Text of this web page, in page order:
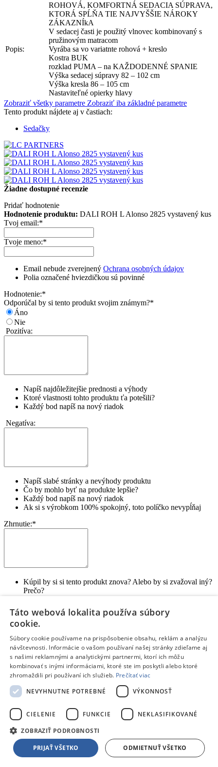
Popis:
ROHOVÁ, KOMFORTNÁ SEDACIA SÚPRAVA,
KTORÁ SPĹŇA TIE NAJVYŠŠIE NÁROKY
ZÁKAZNÍkA
V sedacej časti je použitý vlnovec kombinovaný s
pružinovým matracom
Vyrába sa vo variatnte rohová + kreslo
Kostra BUK
rozklad PUMA – na KAŽDODENNÉ SPANIE
Výška sedacej súpravy 82 – 102 cm
Výška kresla 86 – 105 cm
Nastaviteľné opierky hlavy
Zobraziť všetky parametre Zobraziť iba základné parametre
Tento produkt nájdete aj v častiach:
Sedačky
Žiadne dostupné recenzie
Pridať hodnotenie
Hodnotenie produktu: DALI ROH L Alonso 2825 vystavený kus
Tvoj email:*
Tvoje meno:*
Email nebude zverejnený Ochrana osobných údajov
Polia označené hviezdičkou sú povinné
Hodnotenie:*
Odporúčal by si tento produkt svojim známym?*
Áno
Nie
Pozitíva:
Napíš najdôležitejšie prednosti a výhody
Ktoré vlastnosti tohto produktu ťa potešili?
Každý bod napíš na nový riadok
Negatíva:
Napíš slabé stránky a nevýhody produktu
Čo by mohlo byť na produkte lepšie?
Každý bod napíš na nový riadok
Ak si s výrobkom 100% spokojný, toto políčko nevypĺňaj
Zhrnutie:*
Kúpil by si si tento produkt znova? Alebo by si zvažoval iný?
Prečo?
Na čo je potrebné pri kúpe myslieť?
Pre akého zákazníka je tento produkt vhodný?
Ďakujeme, tvoje hodnotenie bolo odoslané.
BlogDe’Longhi ECAM450.65.S Eletta Explore
Nový automatický kávovar Eletta Explore od spoločnosti
De'Longhi ponúka viac ako 50 nápojov.
BlogNavigačné schopnosti robotických kosačiek Ecovacs
Inteligentné robotické kosačky Ecovacs sa navigujú a kosia bez
potreby inštalácie obvodových káblov. Zabudnite na zložitú,
finančne nákladnú a dlhotrvajúcu inštaláciu. Robotická kosačka je
pripravená už za pár minút. Inteligentné plánovanie kosenia,
Táto webová lokalita používa súbory
cookie.
Súbory cookie používame na prispôsobenie obsahu, reklám a analýzu
návštevnosti. Informácie o vašom používaní našej stránky zdieľame aj
s našimi reklamnými a analytickými partnermi, ktorí ich môžu
kombinovať s inými informáciami, ktoré ste im poskytli alebo ktoré
zhromaždili pri používaní ich služieb. Prečítať viac
NEVYHNUTNE POTREBNÉ
VÝKONNOSŤ
CIELENIE FUNKCIE NEKLASIFIKOVANÉ
ZOBRAZIŤ PODROBNOSTI
PRIJAŤ VŠETKO ODMIETNUŤ VŠETKO